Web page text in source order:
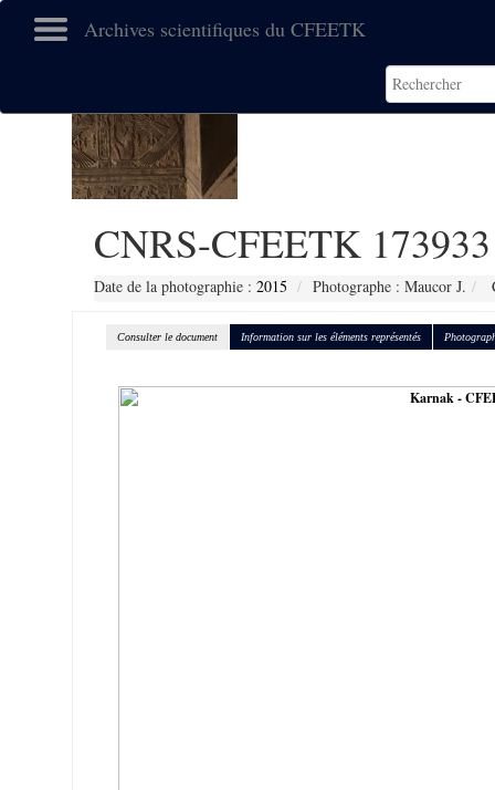
Archives scientifiques du CFEETK
CNRS-CFEETK 173933
Date de la photographie : 2015 Photographe : Maucor J.
Consulter le document Information sur les éléments représentés